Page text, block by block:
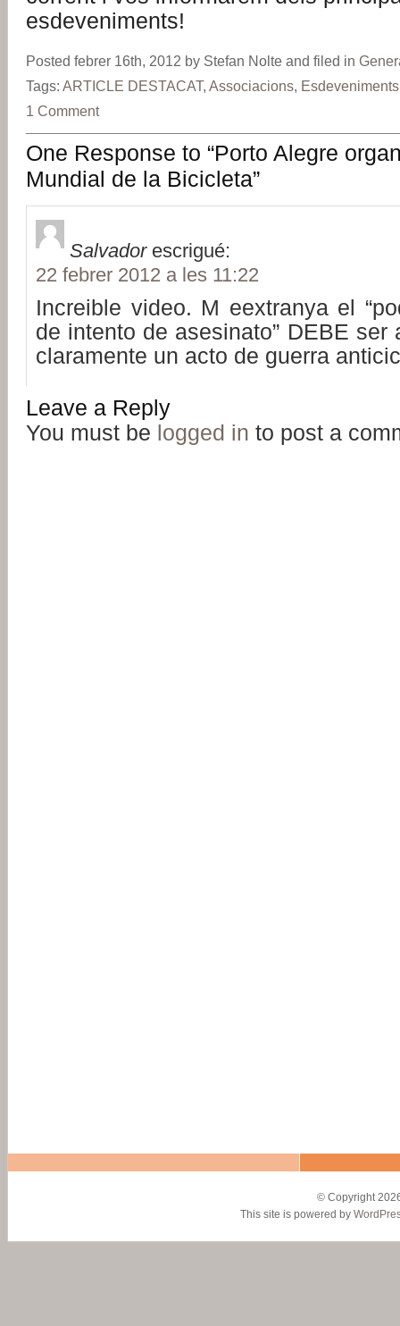
esdeveniments!
Posted febrer 16th, 2012 by Stefan Nolte and filed in
Tags: ARTICLE DESTACAT, Associacions, Esdeveniments
1 Comment
One Response to “Porto Alegre
Mundial de la Bicicleta”
Salvador escrigué:
22 febrer 2012 a les 11:22
Increible video. M eextranya el
de intento de asesinato” DEBE ser
claramente un acto de guerra
Leave a Reply
You must be logged in to post a
© Copyright
This site is powered by